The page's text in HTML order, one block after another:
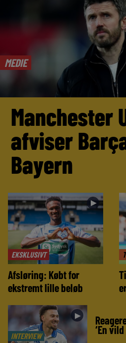
MEDIE
Manchester
afviser
Bayern
EKSKLUSIVT
►
Afsløring: Købt for
ekstremt lille beløb
INTERVIEW
►
‘En